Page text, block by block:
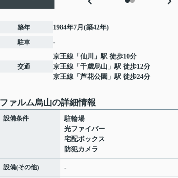
築年 1984年7月(築42年)
駐車 -
交通
京王線 「 仙川
」駅 徒歩10分
京王線 「 千歳烏山 」駅 徒歩12分
京王線 「 芦花公園 」駅 徒歩24分
ファルム烏山の詳細情報
設備条件
駐輪場
光ファイバー
宅配ボックス
防犯カメラ
設備(その他) -